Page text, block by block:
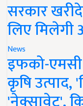
सरकार
लिए मिलेगी
News
इफको-एमसी
कृषि